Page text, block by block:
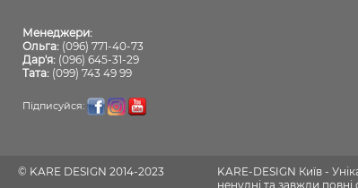
Менеджери:
Ольга: (096) 771-40-73
Дар'я: (096) 645-31-29
Тата: (099) 743 49 99
Підписуйся:
© KARE DESIGN 2014-2023
KARE-DESIGN Київ -
ненудні та завжди повні